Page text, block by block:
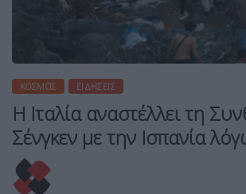
ΚΌΣΜΟΣ ΕΙΔΉΣΕΙΣ
Η Ιταλία αναστέλλει τη
Σένγκεν με την Ισπανία